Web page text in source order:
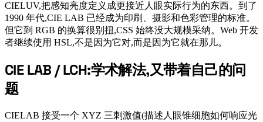
CIELUV,把感知亮度定义成更接近人眼实际行为的东西。到了
1990 年代,CIE LAB 已经成为印刷、摄影和色彩管理的标准。
但它到 RGB 的换算很别扭,CSS 始终没大规模采纳。Web 开发
者继续使用 HSL,不是因为它对,而是因为它就在那儿。
#
CIE LAB / LCH:学术解法,又带着自己的问
题
CIELAB 接受一个 XYZ 三刺激值(描述人眼锥细胞如何响应光